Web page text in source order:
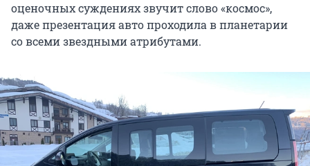
оценочных суждениях звучит слово «космос»,
даже презентация авто проходила в планетарии
со всеми звездными атрибутами.